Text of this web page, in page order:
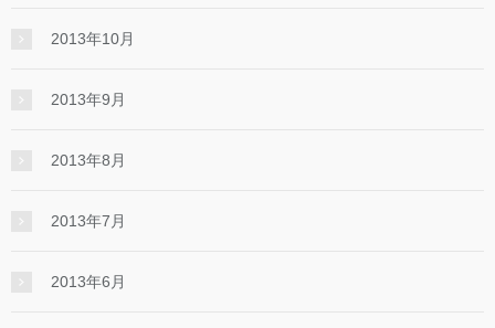
2013年10月
2013年9月
2013年8月
2013年7月
2013年6月